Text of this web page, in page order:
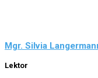
Mgr. Silvia
Lektor